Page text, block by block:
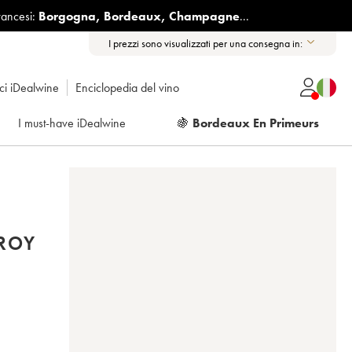
Borgogna, Bordeaux, Champagne...
I prezzi sono visualizzati per una consegna in:
iDealwine Enciclopedia del vino
I must-have iDealwine 🍇 Bordeaux En Primeurs